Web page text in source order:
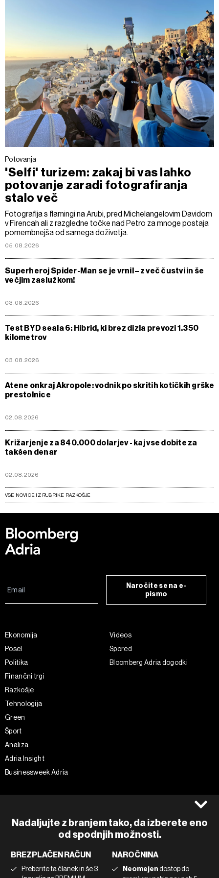
Potovanja
'Selfi' turizem: zakaj bi vas lahko
potovanje zaradi fotografiranja
stalo več
Fotografija s flamingi na Arubi, pred Michelangelovim Davidom
v Firencah ali z razgledne točke nad Petro za mnoge postaja
pomembnejša od samega doživetja.
05.08.2026
Superheroj Spider-Man se je vrnil – z več čustvi in še
večjim zaslužkom!
03.08.2026
Test BYD seala 6: Hibrid, ki brez dizla prevozi 1.350
kilometrov
03.08.2026
Atene onkraj Akropole: vodnik po skritih kotičkih grške
prestolnice
02.08.2026
Križarjenje za 840.000 dolarjev - kaj vse dobite za
takšen denar
02.08.2026
VSE NOVICE IZ RUBRIKE RAZKOŠJE
Nadaljujte z branjem tako, da izberete eno
od spodnjih možnosti.
BREZPLAČEN RAČUN
Preberite ta članek in še 3
NAROČNINA
Neomejendostop do
Naročite se na e-
pismo
Ekonomija
Posel
Politika
Finančni trgi
Razkošje
Tehnologija
Green
Šport
Analiza
Adria Insight
Businessweek Adria
Videos
Spored
Bloomberg Adria dogodki
Piškotki
Marketing
Uporaba umetne inteligence
Instagram
Linkedin
Tiktok